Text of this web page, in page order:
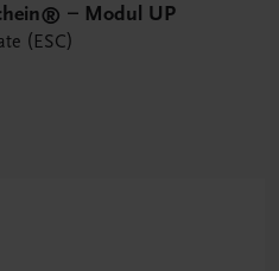
– Modul UP
(ESC)